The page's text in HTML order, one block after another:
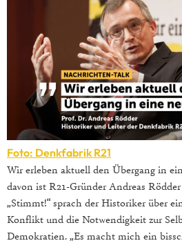
Foto: Denkfabrik R21
Wir erleben aktuell den Übergang in
davon ist R21-Gründer Andreas
„Stimmt!“ sprach der Historiker über
Konflikt und die Notwendigkeit zur
Demokratien. „Es macht mich ein